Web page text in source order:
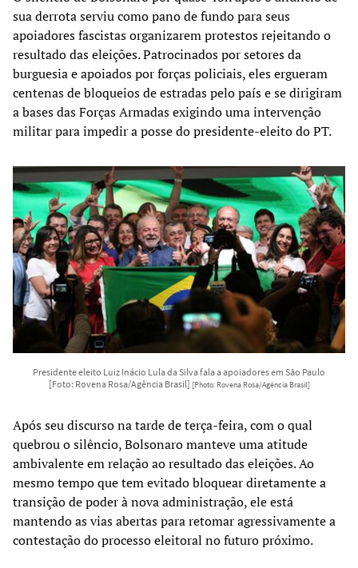
sua derrota serviu como pano de fundo para seus
apoiadores fascistas organizarem protestos rejeitando o
resultado das eleições. Patrocinados por setores da
burguesia e apoiados por forças policiais, eles ergueram
centenas de bloqueios de estradas pelo país e se dirigiram
a bases das Forças Armadas exigindo uma intervenção
militar para impedir a posse do presidente-eleito do PT.
Presidente eleito Luiz Inácio Lula da Silva fala a apoiadores em São Paulo
[Foto: Rovena Rosa/Agência Brasil] [Photo: Rovena Rosa/Agência Brasil]
Após seu discurso na tarde de terça-feira, com o qual
quebrou o silêncio, Bolsonaro manteve uma atitude
ambivalente em relação ao resultado das eleições. Ao
mesmo tempo que tem evitado bloquear diretamente a
transição de poder à nova administração, ele está
mantendo as vias abertas para retomar agressivamente a
contestação do processo eleitoral no futuro próximo.